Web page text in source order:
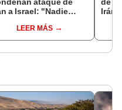
ataque de
a Israel: "Nadie
de
LEER MÁS
de
Irán